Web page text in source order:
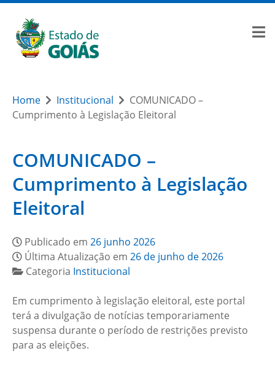
Home Institucional
COMUNICADO –
Cumprimento à Legislação Eleitoral
COMUNICADO –
Cumprimento à Legislação
Eleitoral
Publicado em 26 junho 2026
Última Atualização em 26 de junho de 2026
Categoria Institucional
Em cumprimento à legislação eleitoral, este portal
terá a divulgação de notícias temporariamente
suspensa durante o período de restrições previsto
para as eleições.